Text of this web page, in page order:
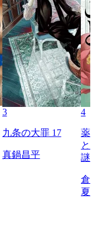
3
九条の大罪 17
真鍋昌平
4
薬
と
謎
倉
夏